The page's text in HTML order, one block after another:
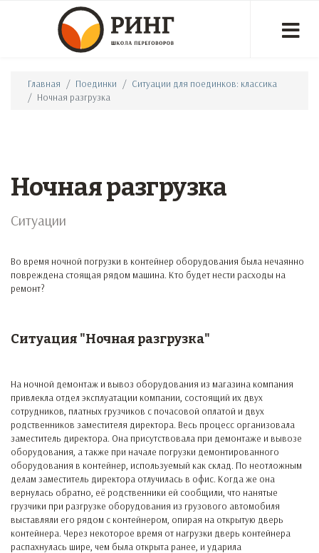
Главная Поединки
Ситуации для поединков: классика
Ночная разгрузка
Ночная разгрузка
Ситуации
Во время ночной погрузки в контейнер оборудования была нечаянно
повреждена стоящая рядом машина. Кто будет нести расходы на
ремонт?
Ситуация "Ночная разгрузка"
На ночной демонтаж и вывоз оборудования из магазина компания
привлекла отдел эксплуатации компании, состоящий их двух
сотрудников, платных грузчиков с почасовой оплатой и двух
родственников заместителя директора. Весь процесс организовала
заместитель директора. Она присутствовала при демонтаже и вывозе
оборудования, а также при начале погрузки демонтированного
оборудования в контейнер, используемый как склад. По неотложным
делам заместитель директора отлучилась в офис. Когда же она
вернулась обратно, её родственники ей сообщили, что нанятые
грузчики при разгрузке оборудования из грузового автомобиля
выставляли его рядом с контейнером, опирая на открытую дверь
контейнера. Через некоторое время от нагрузки дверь контейнера
распахнулась шире, чем была открыта ранее, и ударила